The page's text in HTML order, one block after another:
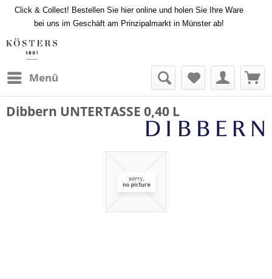
Click & Collect! Bestellen Sie hier online und holen Sie Ihre Ware
bei uns im Geschäft am Prinzipalmarkt in Münster ab!
Menü
Dibbern UNTERTASSE 0,40 L